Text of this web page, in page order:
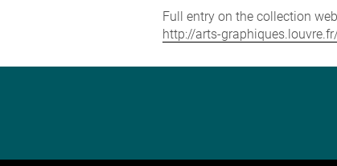
Full entry on the collection
http://arts-